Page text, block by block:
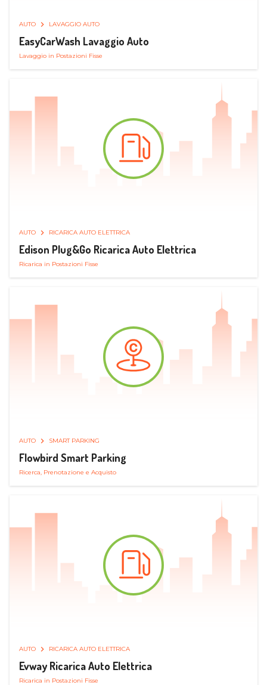
AUTO LAVAGGIO AUTO
EasyCarWash Lavaggio Auto
Lavaggio in Postazioni Fisse
AUTO RICARICA AUTO ELETTRICA
Edison Plug&Go Ricarica Auto Elettrica
Ricarica in Postazioni Fisse
AUTO SMART PARKING
Flowbird Smart Parking
Ricerca, Prenotazione e Acquisto
AUTO RICARICA AUTO ELETTRICA
Evway Ricarica Auto Elettrica
Ricarica in Postazioni Fisse